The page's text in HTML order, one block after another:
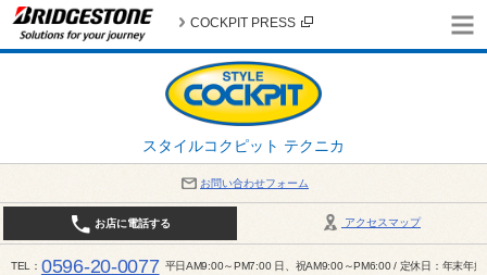
スタイルコクピット テクニカ
COCKPIT PRESS
お問い合わせフォーム
アクセスマップ
お店に電話する
TEL 0596-20-0077 平日AM9:00～PM7:00 日、祝AM9:00～PM6:00 / 定休日：年末年